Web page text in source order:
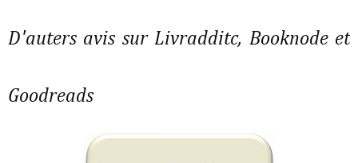
D'auters avis sur Livradditc, Booknode et
Goodreads